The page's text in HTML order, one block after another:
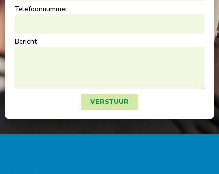
Telefoonnummer
Bericht
VERSTUUR